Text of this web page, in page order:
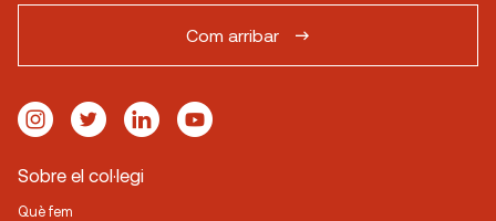
Com arribar
Sobre el col·legi
Què fem